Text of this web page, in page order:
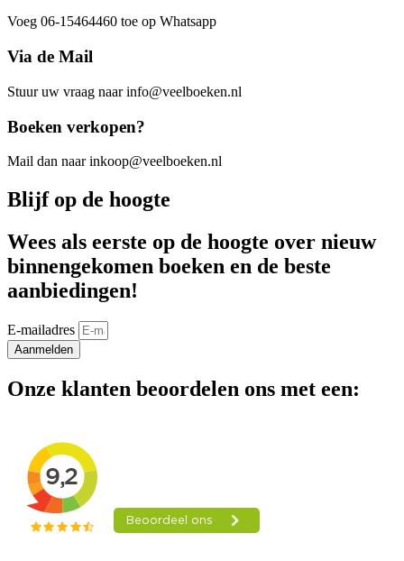
Voeg 06-15464460 toe op Whatsapp
Via de Mail
Stuur uw vraag naar info@veelboeken.nl
Boeken verkopen?
Mail dan naar inkoop@veelboeken.nl
Blijf op de hoogte
Wees als eerste op de hoogte over nieuw
binnengekomen boeken en de beste
aanbiedingen!
E-mailadres
Aanmelden
Onze klanten beoordelen ons met een: